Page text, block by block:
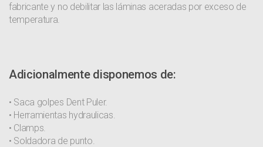
fabricante y no debilitar las láminas aceradas por exceso de
temperatura.
Adicionalmente disponemos de:
• Saca golpes Dent Puler.
• Herramientas hydraulicas.
• Clamps.
• Soldadora de punto.